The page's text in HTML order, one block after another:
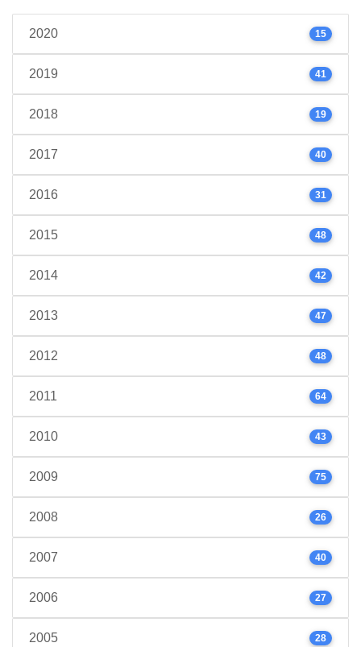
2020 15
2019 41
2018 19
2017 40
2016 31
2015 48
2014 42
2013 47
2012 48
2011 64
2010 43
2009 75
2008 26
2007 40
2006 27
2005 28